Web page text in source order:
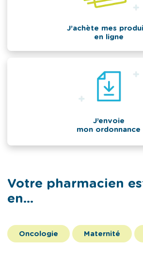
J’achète mes
en ligne
J’envoie
mon ordonnance
Votre pharmacien
en...
Oncologie Maternité